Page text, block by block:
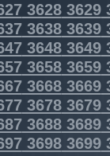
36283629
36383639
36483649
36583659
36683669
36783679
36883689
36983699